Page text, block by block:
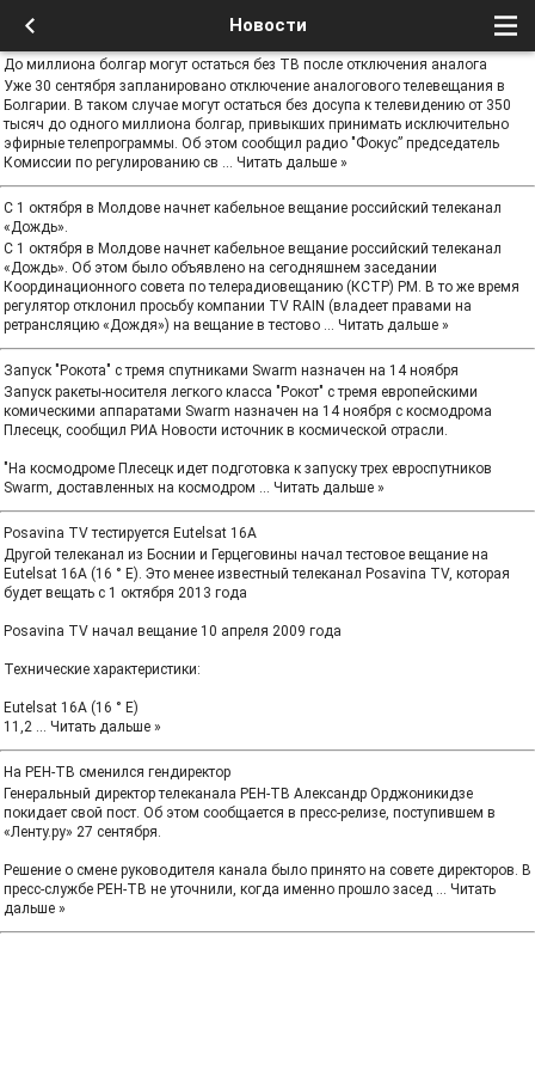
Новости
До миллиона болгар могут остаться без ТВ после отключения аналога
Уже 30 сентября запланировано отключение аналогового телевещания в
Болгарии. В таком случае могут остаться без досупа к телевидению от 350
тысяч до одного миллиона болгар, привыкших принимать исключительно
эфирные телепрограммы. Об этом сообщил радио "Фокус” председатель
Комиссии по регулированию св ... Читать дальше »
С 1 октября в Молдове начнет кабельное вещание российский телеканал
«Дождь».
С 1 октября в Молдове начнет кабельное вещание российский телеканал
«Дождь». Об этом было объявлено на сегодняшнем заседании
Координационного совета по телерадиовещанию (КСТР) РМ. В то же время
регулятор отклонил просьбу компании TV RAIN (владеет правами на
ретрансляцию «Дождя») на вещание в тестово ... Читать дальше »
Запуск "Рокота" с тремя спутниками Swarm назначен на 14 ноября
Запуск ракеты-носителя легкого класса "Рокот" с тремя европейскими
комическими аппаратами Swarm назначен на 14 ноября с космодрома
Плесецк, сообщил РИА Новости источник в космической отрасли.
"На космодроме Плесецк идет подготовка к запуску трех евроспутников
Swarm, доставленных на космодром ... Читать дальше »
Posavina TV тестируется Eutelsat 16A
Другой телеканал из Боснии и Герцеговины начал тестовое вещание на
Eutelsat 16A (16 ° E). Это менее известный телеканал Posavina TV, которая
будет вещать с 1 октября 2013 года
Posavina TV начал вещание 10 апреля 2009 года
Технические характеристики:
Eutelsat 16A (16 ° E)
11,2 ... Читать дальше »
На РЕН-ТВ сменился гендиректор
Генеральный директор телеканала РЕН-ТВ Александр Орджоникидзе
покидает свой пост. Об этом сообщается в пресс-релизе, поступившем в
«Ленту.ру» 27 сентября.
Решение о смене руководителя канала было принято на совете директоров. В
пресс-службе РЕН-ТВ не уточнили, когда именно прошло засед ... Читать
дальше »